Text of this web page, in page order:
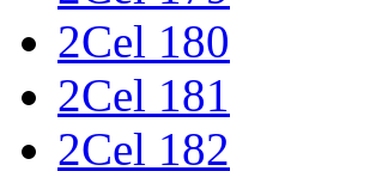
2Cel 180
2Cel 181
2Cel 182